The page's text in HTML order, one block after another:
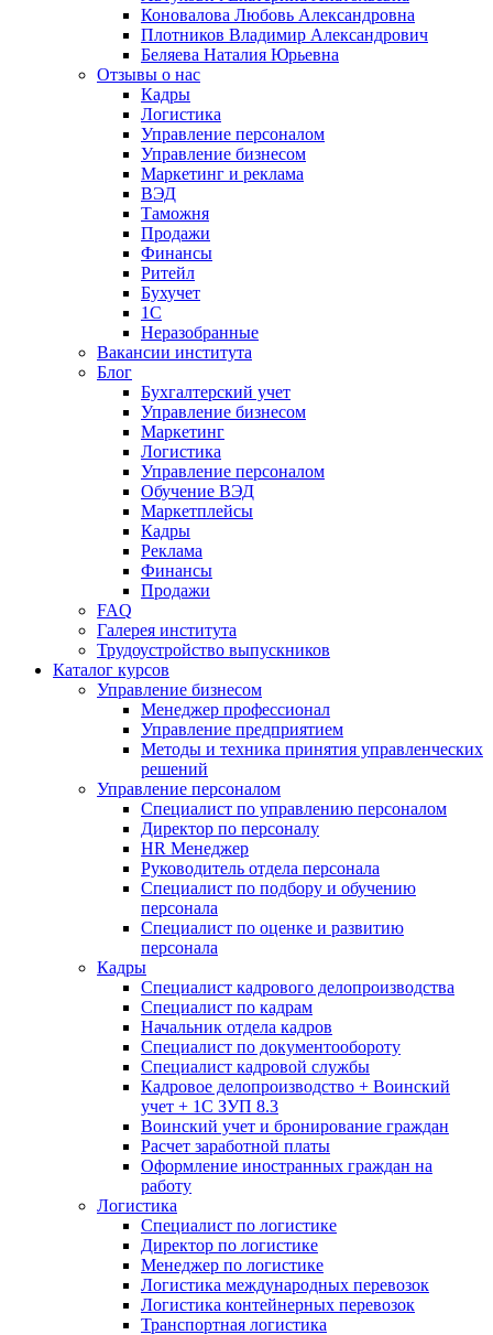
Коновалова Любовь Александровна
Плотников Владимир Александрович
Беляева Наталия Юрьевна
Отзывы о нас
Кадры
Логистика
Управление персоналом
Управление бизнесом
Маркетинг и реклама
ВЭД
Таможня
Продажи
Финансы
Ритейл
Бухучет
1С
Неразобранные
Вакансии института
Блог
Бухгалтерский учет
Управление бизнесом
Маркетинг
Логистика
Управление персоналом
Обучение ВЭД
Маркетплейсы
Кадры
Реклама
Финансы
Продажи
FAQ
Галерея института
Трудоустройство выпускников
Каталог курсов
Управление бизнесом
Менеджер профессионал
Управление предприятием
Методы и техника принятия управленческих
решений
Управление персоналом
Специалист по управлению персоналом
Директор по персоналу
HR Менеджер
Руководитель отдела персонала
Специалист по подбору и обучению
персонала
Специалист по оценке и развитию
персонала
Кадры
Специалист кадрового делопроизводства
Специалист по кадрам
Начальник отдела кадров
Специалист по документообороту
Специалист кадровой службы
Кадровое делопроизводство + Воинский
учет + 1С ЗУП 8.3
Воинский учет и бронирование граждан
Расчет заработной платы
Оформление иностранных граждан на
работу
Логистика
Специалист по логистике
Директор по логистике
Менеджер по логистике
Логистика международных перевозок
Логистика контейнерных перевозок
Транспортная логистика